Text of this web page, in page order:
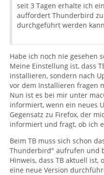
seit 3 Tagen erhalte ich
auffordert Thunderbird
durchgeführt werden
Habe ich noch nie gesehen
Meine Einstellung ist, dass
installieren, sondern nach
vor dem Installieren fragen
Nun ist es bei mir unter
informiert, wenn ein neues
Gegensatz zu Firefox, der
informiert und fragt, ob ich
Beim TB muss sich schon
Thunderbird" aufrufen und
Hinweis, dass TB aktuell ist,
eine neue Version